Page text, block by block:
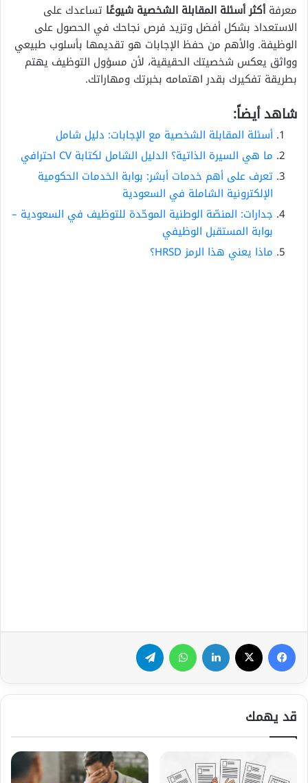
معرفة أكثر أسئلة المقابلة الشخصية شيوعًا تساعدك على
الاستعداد بشكل أفضل وتزيد فرص نجاحك في الحصول على
الوظيفة. والأهم من حفظ الإجابات هو تقديمها بأسلوب طبيعي
وواثق يعكس شخصيتك الحقيقية، لأن مسؤول التوظيف يهتم
بطريقة تفكيرك بقدر اهتمامه بخبرتك ومهاراتك.
شاهد أيضاً:
أسئلة المقابلة الشخصية مع الإجابات: دليل شامل
ما هي السيرة الذاتية؟ الدليل الشامل لكتابة CV احترافي
تعرف على أهم خدمات أبشر: بوابة الخدمات الحكومية
الإلكترونية الشاملة في السعودية
جدارات: المنصّة الوطنية الموحّدة للتوظيف في السعودية –
بوابة المستقبل الوظيفي
ماذا يعني هذا الرمز HRSD؟
فيسبوك لينكدإن واتساب
قد يهمك